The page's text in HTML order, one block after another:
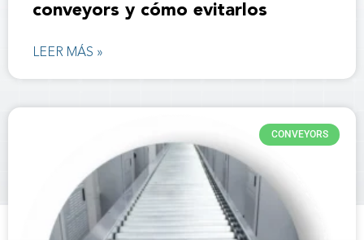
conveyors y cómo evitarlos
LEER MÁS »
CONVEYORS